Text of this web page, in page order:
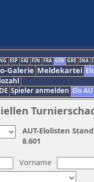
ESP FAI FIN FRA GER GRE INA
Galerie Meldekartei
Spieler anmelden Elo
Vorname
AUT-Elolisten
8.601